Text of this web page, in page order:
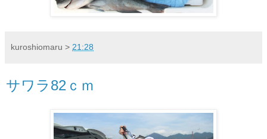
kuroshiomaru > 21:28
サワラ82ｃｍ